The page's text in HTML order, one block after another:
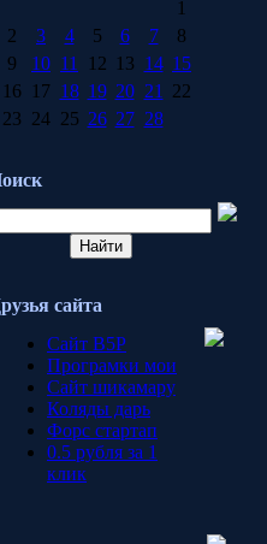
1
2
3 4 5 6 7
8
9
10 11 12 13 14 15
16
17 18 19 20 21
22
23 24 25 26 27 28
сайта
Сайт B5P
Програмки мои
Сайт шикамару
Коляды дарь
Форс стартап
0.5 рубля за 1
клик